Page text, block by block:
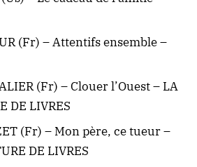
(Fr) – Attentifs ensemble –
(Fr) – Clouer l’Ouest – LA
DE LIVRES
(Fr) – Mon père, ce tueur –
DE LIVRES